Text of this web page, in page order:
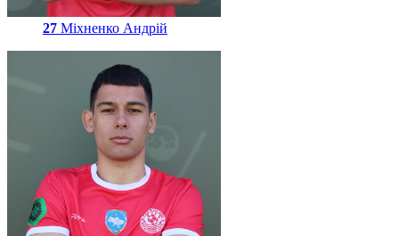
27 Міхненко Андрій